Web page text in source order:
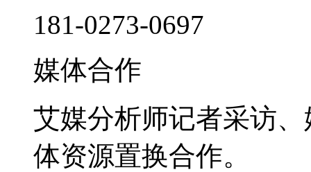
181-0273-0697
媒体合作
艾媒分析师记者采访
体资源置换合作。